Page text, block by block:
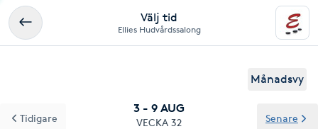
Välj tid
Ellies Hudvårdssalong
Månadsvy
3 - 9 AUG
VECKA 32
Tidigare Senare